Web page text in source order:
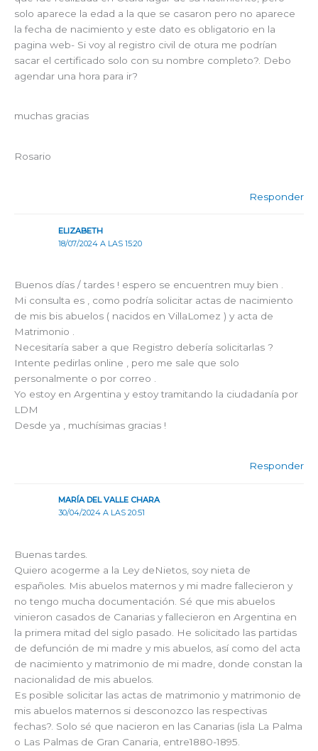
solo aparece la edad a la que se casaron pero no aparece
la fecha de nacimiento y este dato es obligatorio en la
pagina web- Si voy al registro civil de otura me podrían
sacar el certificado solo con su nombre completo?. Debo
agendar una hora para ir?
muchas gracias
Rosario
Responder
ELIZABETH
18/07/2024 A LAS 15:20
Buenos días / tardes ! espero se encuentren muy bien .
Mi consulta es , como podría solicitar actas de nacimiento
de mis bis abuelos ( nacidos en VillaLomez ) y acta de
Matrimonio .
Necesitaría saber a que Registro debería solicitarlas ?
Intente pedirlas online , pero me sale que solo
personalmente o por correo .
Yo estoy en Argentina y estoy tramitando la ciudadanía por
LDM
Desde ya , muchísimas gracias !
Responder
MARÍA DEL VALLE CHARA
30/04/2024 A LAS 20:51
Buenas tardes.
Quiero acogerme a la Ley deNietos, soy nieta de
españoles. Mis abuelos maternos y mi madre fallecieron y
no tengo mucha documentación. Sé que mis abuelos
vinieron casados de Canarias y fallecieron en Argentina en
la primera mitad del siglo pasado. He solicitado las partidas
de defunción de mi madre y mis abuelos, así como del acta
de nacimiento y matrimonio de mi madre, donde constan la
nacionalidad de mis abuelos.
Es posible solicitar las actas de matrimonio y matrimonio de
mis abuelos maternos si desconozco las respectivas
fechas?. Solo sé que nacieron en las Canarias (isla La Palma
o Las Palmas de Gran Canaria, entre1880-1895.